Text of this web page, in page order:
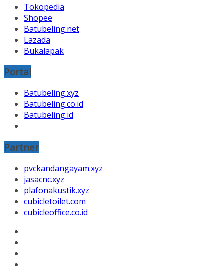
Tokopedia
Shopee
Batubeling.net
Lazada
Bukalapak
Portal
Batubeling.xyz
Batubeling.co.id
Batubeling.id
Partner
pvckandangayam.xyz
jasacnc.xyz
plafonakustik.xyz
cubicletoilet.com
cubicleoffice.co.id